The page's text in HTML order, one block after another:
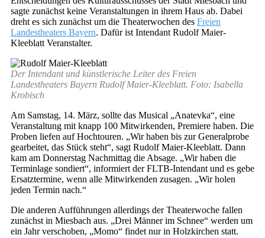
sagte zunächst keine Veranstaltungen in ihrem Haus ab. Dabei
dreht es sich zunächst um die Theaterwochen des Freien
Landestheaters Bayern. Dafür ist Intendant Rudolf Maier-
Kleeblatt Veranstalter.
Der Intendant und künstlerische Leiter des Freien
Landestheaters Bayern Rudolf Maier-Kleeblatt. Foto: Isabella
Krobisch
Am Samstag, 14. März, sollte das Musical „Anatevka“, eine
Veranstaltung mit knapp 100 Mitwirkenden, Premiere haben. Die
Proben liefen auf Hochtouren. „Wir haben bis zur Generalprobe
gearbeitet, das Stück steht“, sagt Rudolf Maier-Kleeblatt. Dann
kam am Donnerstag Nachmittag die Absage. „Wir haben die
Terminlage sondiert“, informiert der FLTB-Intendant und es gebe
Ersatztermine, wenn alle Mitwirkenden zusagen. „Wir holen
jeden Termin nach.“
Die anderen Aufführungen allerdings der Theaterwoche fallen
zunächst in Miesbach aus. „Drei Männer im Schnee“ werden um
ein Jahr verschoben, „Momo“ findet nur in Holzkirchen statt.